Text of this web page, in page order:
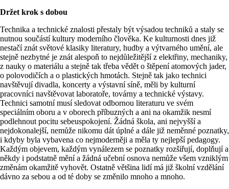
Držet krok s dobou
Technika a technické znalosti přestaly být výsadou techniků a staly se
nutnou součástí kultury moderního člověka. Ke kulturnosti dnes již
nestačí znát světové klasiky literatury, hudby a výtvarného umění, ale
stejně nezbytné je znát alespoň to nejdůležitější z elektřiny, mechaniky,
z nauky o materiálu a stejně tak třeba vědět o štěpení atomových jader,
o polovodičích a o plastických hmotách. Stejně tak jako technici
navštěvují divadla, koncerty a výstavní síně, měli by kulturní
pracovníci navštěvovat laboratoře, továrny a technické výstavy.
Technici samotní musí sledovat odbornou literaturu ve svém
speciálním oboru a v oborech příbuzných a ani na okamžik nesmí
podlehnout pocitu sebeuspokojení. Žádná škola, ani nejvyšší a
nejdokonalejší, nemůže nikomu dát úplné a dále již neměnné poznatky,
i kdyby byla vybavena co nejmoderněji a měla ty nejlepší pedagogy.
Každým objevem, každým vynálezem se poznatky rozšiřují, doplňují a
někdy i podstatně mění a žádná učební osnova nemůže všem vzniklým
změnám okamžitě vyhovět. Ostatně většina lidí má již školní vzdělání
dávno za sebou a od té doby se změnilo mnoho a mnoho.